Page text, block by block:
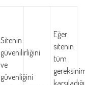
Sitenin
güvenilirliğini
ve
güvenliğini
Eğer
sitenin
tüm